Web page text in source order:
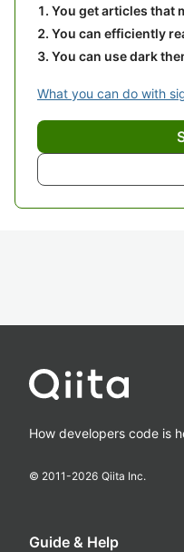
You get articles that
You can efficiently
You can use dark
What you can do with
How developers code is
© 2011-2026 Qiita Inc.
Guide & Help